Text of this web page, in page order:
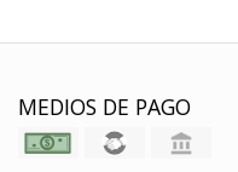
MEDIOS DE PAGO